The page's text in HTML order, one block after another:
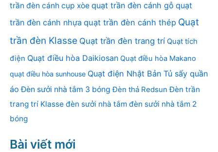
trần đèn cánh cụp xòe quạt trần đèn cánh gỗ quạt
trần đèn cánh nhựa quạt trần đèn cánh thép Quạt
trần đèn Klasse Quạt trần đèn trang trí Quạt tích
điện Quạt điều hòa Daikiosan Quạt điều hòa Makano
quạt điều hòa sunhouse Quạt điện Nhật Bản Tủ sấy quần
áo Đèn sưởi nhà tắm 3 bóng Đèn thả Redsun Đèn trần
trang trí Klasse đèn sưởi nhà tắm đèn sưởi nhà tắm 2
bóng
Bài viết mới